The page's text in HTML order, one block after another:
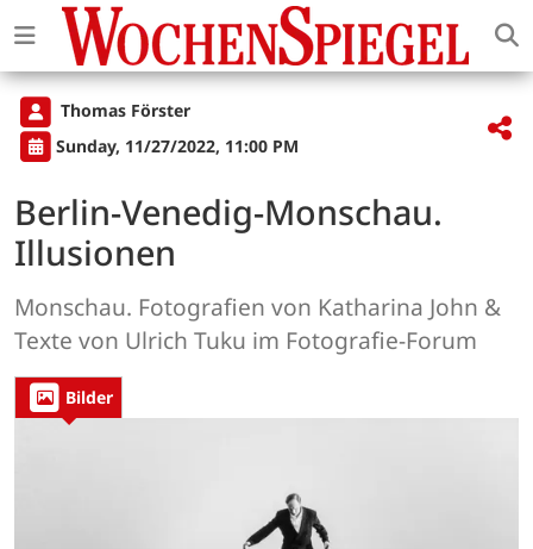
Thomas Förster
Sunday, 11/27/2022, 11:00 PM
Berlin-Venedig-Monschau.
Illusionen
Monschau. Fotografien von Katharina John &
Texte von Ulrich Tuku im Fotografie-Forum
Bilder